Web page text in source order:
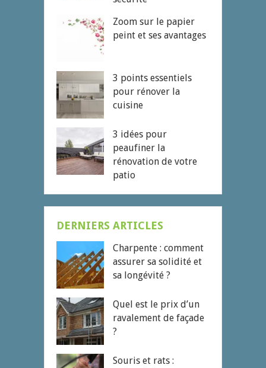
Zoom sur le papier
peint et ses avantages
3 points essentiels
pour rénover la
cuisine
3 idées pour
peaufiner la
rénovation de votre
patio
DERNIERS ARTICLES
Charpente : comment
assurer sa solidité et
sa longévité ?
Quel est le prix d’un
ravalement de façade
?
Souris et rats :